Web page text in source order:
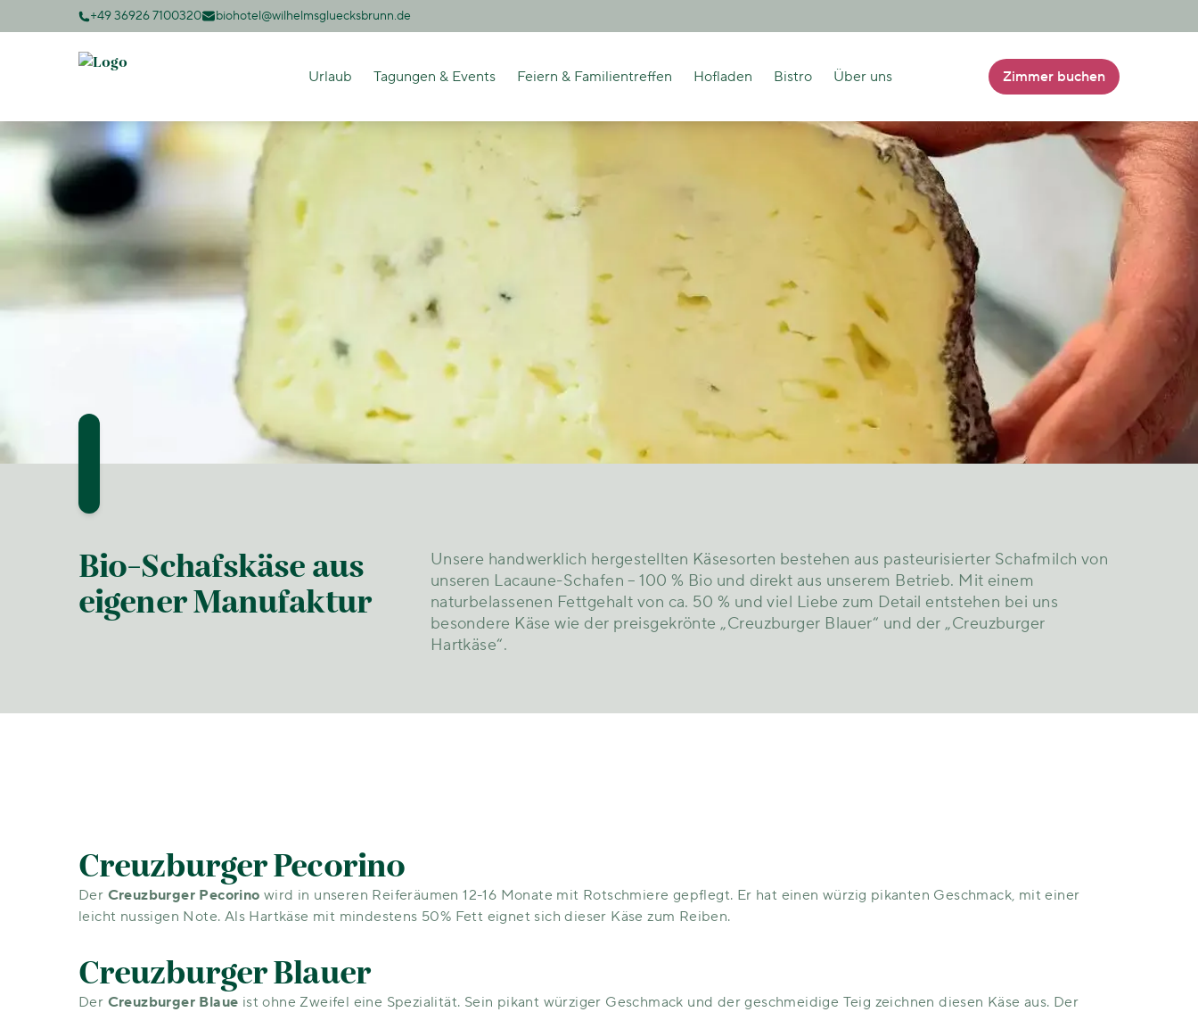
+49 36926 7100320 biohotel@wilhelmsgluecksbrunn.de
Urlaub Tagungen & Events Feiern & Familientreffen Hofladen Bistro Über uns Zimmer buchen
Bio-Schafskäse aus
eigener Manufaktur
Unsere handwerklich hergestellten Käsesorten bestehen aus pasteurisierter Schafmilch von
unseren Lacaune-Schafen – 100 % Bio und direkt aus unserem Betrieb. Mit einem
naturbelassenen Fettgehalt von ca. 50 % und viel Liebe zum Detail entstehen bei uns
besondere Käse wie der preisgekrönte „Creuzburger Blauer“ und der „Creuzburger
Hartkäse“.
Creuzburger Pecorino
Der Creuzburger Pecorino wird in unseren Reiferäumen 12-16 Monate mit Rotschmiere gepflegt. Er hat einen würzig pikanten Geschmack, mit einer
leicht nussigen Note. Als Hartkäse mit mindestens 50% Fett eignet sich dieser Käse zum Reiben.
Creuzburger Blauer
Der Creuzburger Blaue ist ohne Zweifel eine Spezialität. Sein pikant würziger Geschmack und der geschmeidige Teig zeichnen diesen Käse aus. Der